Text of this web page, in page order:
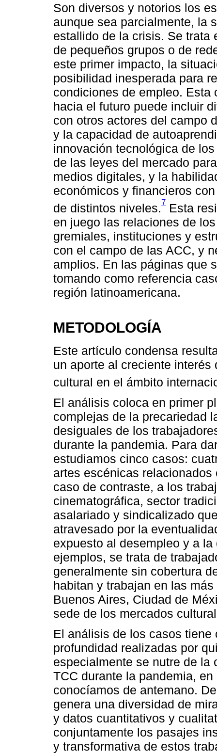
Son diversos y notorios los
aunque sea parcialmente, la
estallido de la crisis. Se trata
de pequeños grupos o de
este primer impacto, la
posibilidad inesperada para
condiciones de empleo. Esta
hacia el futuro puede incluir
con otros actores del campo
y la capacidad de
innovación tecnológica de
de las leyes del mercado
medios digitales, y la
económicos y financieros
de distintos niveles.7 Esta
en juego las relaciones de
gremiales, instituciones y
con el campo de las ACC, y
amplios. En las páginas que
tomando como referencia
región latinoamericana.
METODOLOGÍA
Este artículo condensa
un aporte al creciente
cultural en el ámbito
El análisis coloca en primer
complejas de la precariedad
desiguales de los
durante la pandemia. Para
estudiamos cinco casos:
artes escénicas
caso de contraste, a los
cinematográfica, sector
asalariado y sindicalizado
atravesado por la
expuesto al desempleo y a
ejemplos, se trata de
generalmente sin cobertura
habitan y trabajan en las
Buenos Aires, Ciudad de
sede de los mercados
El análisis de los casos
profundidad realizadas por
especialmente se nutre de la
TCC durante la pandemia,
conocíamos de antemano.
genera una diversidad de
y datos cuantitativos y
conjuntamente los pasajes
y transformativa de estos